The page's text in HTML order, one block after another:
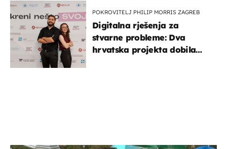
POKROVITELJ PHILIP MORRIS ZAGREB
Digitalna rješenja za
stvarne probleme: Dva
hrvatska projekta dobila